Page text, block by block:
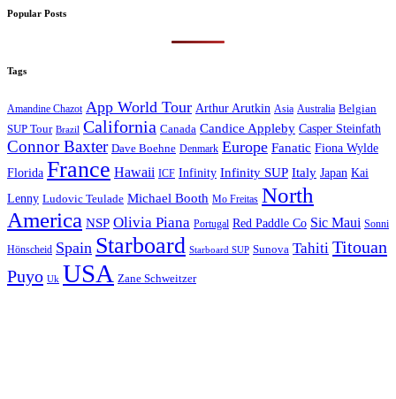
Popular Posts
Tags
Amandine Chazot App World Tour Arthur Arutkin Asia Australia Belgian
SUP Tour Brazil California Canada Candice Appleby Casper Steinfath
Connor Baxter Dave Boehne Denmark Europe Fanatic Fiona Wylde
Florida France Hawaii ICF Infinity Infinity SUP Italy Japan Kai
Lenny Ludovic Teulade Michael Booth Mo Freitas North
America NSP Olivia Piana Portugal Red Paddle Co Sic Maui Sonni
Hönscheid Spain Starboard Starboard SUP Sunova Tahiti Titouan
Puyo Uk USA Zane Schweitzer